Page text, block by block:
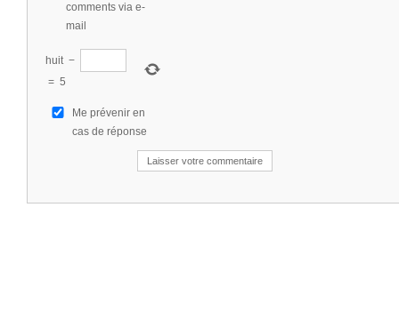
comments via e-
mail
huit −
= 5
Me prévenir en
cas de réponse